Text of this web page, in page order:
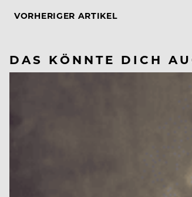
VORHERIGER ARTIKEL
DAS KÖNNTE DICH